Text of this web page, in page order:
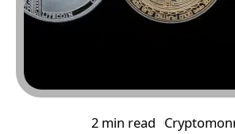
2 min read